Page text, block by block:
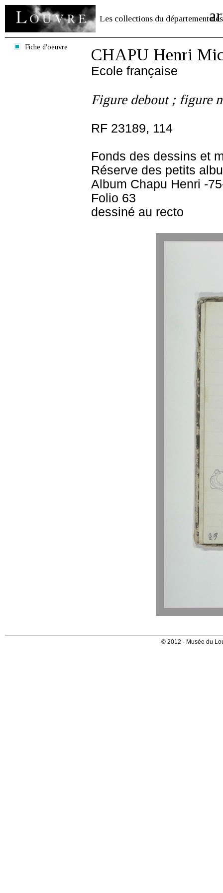
Les collections du département des
Fiche d'oeuvre CHAPU Henri
Ecole française
Figure debout ; figure
RF 23189, 114
Fonds des dessins et
Réserve des petits
Album Chapu Henri -
Folio 63
dessiné au recto
© 2012 - Musée du